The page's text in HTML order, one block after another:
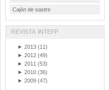
Cajón de sastre
REVISTA INTEFP
► 2013 (11)
► 2012 (49)
► 2011 (53)
► 2010 (36)
► 2009 (47)